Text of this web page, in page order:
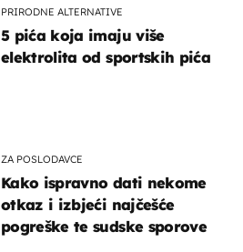
PRIRODNE ALTERNATIVE
5 pića koja imaju više
elektrolita od sportskih pića
ZA POSLODAVCE
Kako ispravno dati nekome
otkaz i izbjeći najčešće
pogreške te sudske sporove